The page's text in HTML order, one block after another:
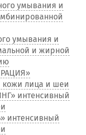
умывания и
умывания и
и жирной
кожи лица и шеи
интенсивный
интенсивный